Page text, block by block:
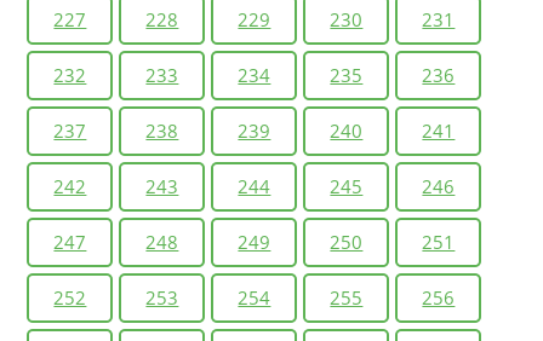
227 228 229 230 231
232 233 234 235 236
237 238 239 240 241
242 243 244 245 246
247 248 249 250 251
252 253 254 255 256